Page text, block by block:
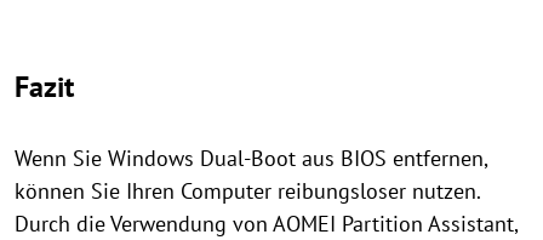
Fazit
Wenn Sie Windows Dual-Boot aus BIOS entfernen,
können Sie Ihren Computer reibungsloser nutzen.
Durch die Verwendung von AOMEI Partition Assistant,